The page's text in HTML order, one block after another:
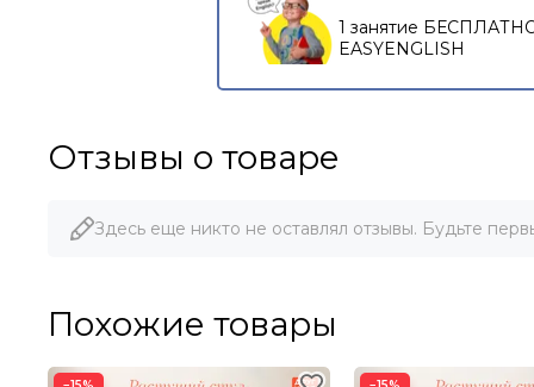
1 занятие БЕСПЛАТНО
EASYENGLISH
Отзывы о товаре
Здесь еще никто не оставлял отзывы. Будьте
Похожие товары